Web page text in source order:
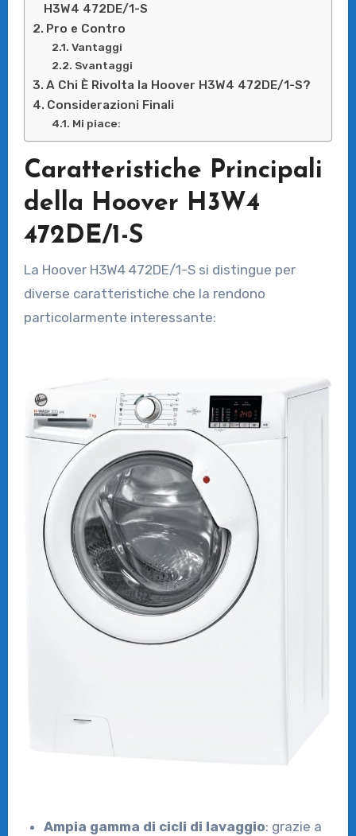
H3W4 472DE/1-S
Pro e Contro
Vantaggi
Svantaggi
A Chi È Rivolta la Hoover H3W4 472DE/1-S?
Considerazioni Finali
Mi piace:
Caratteristiche Principali
della Hoover H3W4
472DE/1-S
La Hoover H3W4 472DE/1-S si distingue per
diverse caratteristiche che la rendono
particolarmente interessante:
Ampia gamma di cicli di lavaggio: grazie a